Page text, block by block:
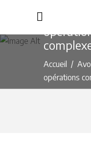
Accueil /
opérations